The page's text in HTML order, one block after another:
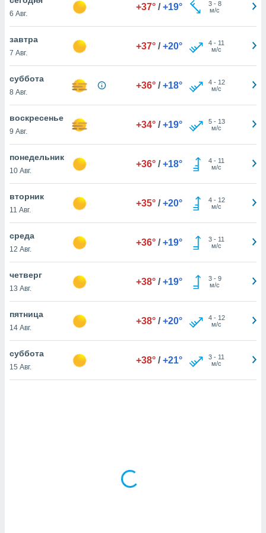
действия
на веб-
основе.
нашей
cookie
в
ВЫ
равно
нашим
6 Авг.
+37° / +19° 3- 8
м/с
завтра
7 Авг.
+37° / +20° 4- 11
м/с
суббота
8 Авг.
+36° / +18° 4- 12
м/с
воскресенье
9 Авг.
+34° / +19° 5- 13
м/с
понедельник
10 Авг.
+36° / +18° 4- 11
м/с
вторник
11 Авг.
+35° / +20° 4- 12
м/с
среда
12 Авг.
+36° / +19° 3- 11
м/с
четверг
13 Авг.
+38° / +19° 3- 9
м/с
пятница
14 Авг.
+38° / +20° 4- 12
м/с
суббота
15 Авг.
+38° / +21° 3- 11
м/с